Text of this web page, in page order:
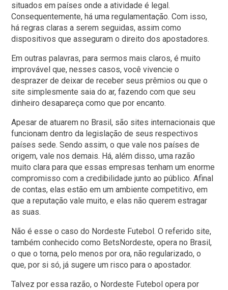
situados em países onde a atividade é legal.
Consequentemente, há uma regulamentação. Com isso,
há regras claras a serem seguidas, assim como
dispositivos que asseguram o direito dos apostadores.
Em outras palavras, para sermos mais claros, é muito
improvável que, nesses casos, você vivencie o
desprazer de deixar de receber seus prêmios ou que o
site simplesmente saia do ar, fazendo com que seu
dinheiro desapareça como que por encanto.
Apesar de atuarem no Brasil, são sites internacionais que
funcionam dentro da legislação de seus respectivos
países sede. Sendo assim, o que vale nos países de
origem, vale nos demais. Há, além disso, uma razão
muito clara para que essas empresas tenham um enorme
compromisso com a credibilidade junto ao público. Afinal
de contas, elas estão em um ambiente competitivo, em
que a reputação vale muito, e elas não querem estragar
as suas.
Não é esse o caso do Nordeste Futebol. O referido site,
também conhecido como BetsNordeste, opera no Brasil,
o que o torna, pelo menos por ora, não regularizado, o
que, por si só, já sugere um risco para o apostador.
Talvez por essa razão, o Nordeste Futebol opera por